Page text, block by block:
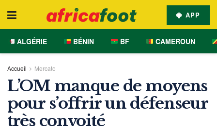
APP
ALGÉRIE BÉNIN BF CAMEROUN
Accueil Mercato
L’OM manque de moyens
pour s’offrir un défenseur
très convoité